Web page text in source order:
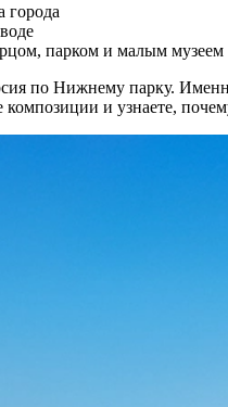
города
парком и малым музеем
по Нижнему парку.
и узнаете,